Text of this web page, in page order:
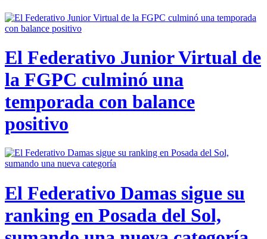
El Federativo Junior Virtual de
la FGPC culminó una
temporada con balance
positivo
El Federativo Damas sigue su
ranking en Posada del Sol,